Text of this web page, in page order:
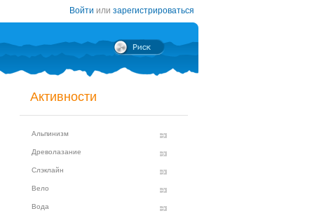
Войти или зарегистрироваться
Активности
Альпинизм
Древолазание
Слэклайн
Вело
Вода